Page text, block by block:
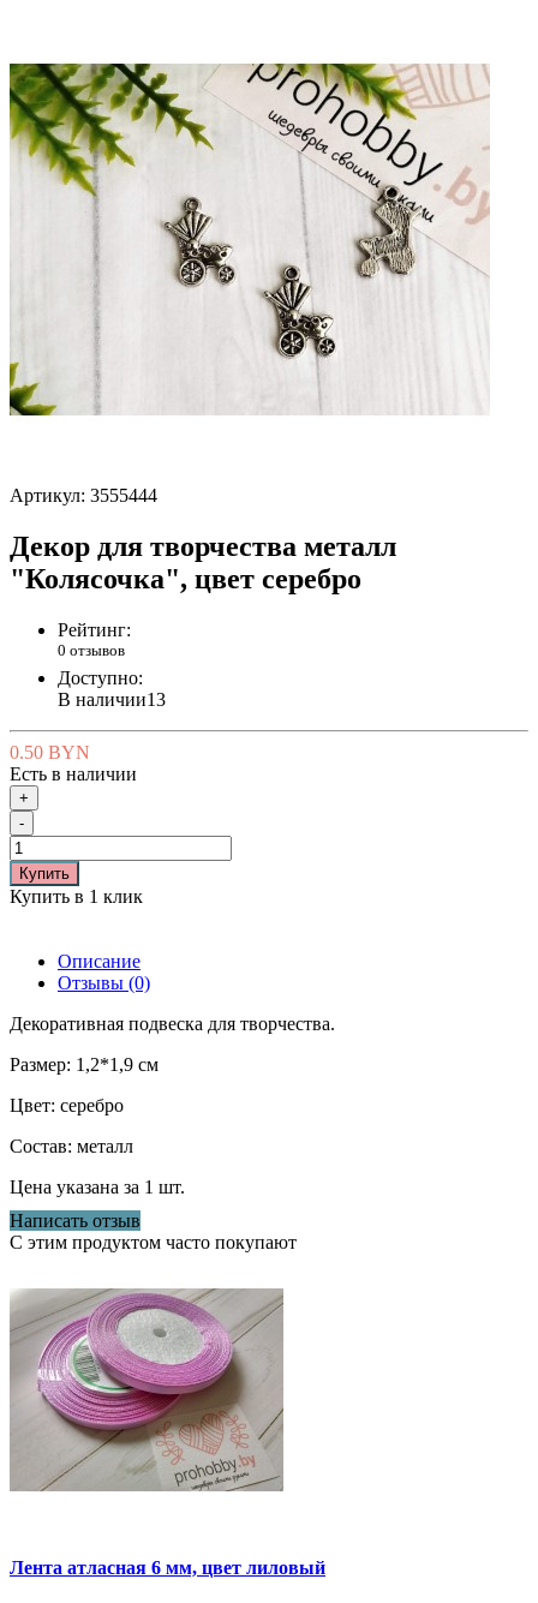
Артикул: 3555444
Декор для творчества металл
"Колясочка", цвет серебро
Рейтинг:
0 отзывов
Доступно:
В наличии13
0.50 BYN
Есть в наличии
+
-
Купить
Купить в 1 клик
Описание
Отзывы (0)
Декоративная подвеска для творчества.
Размер: 1,2*1,9 см
Цвет: серебро
Состав: металл
Цена указана за 1 шт.
Написать отзыв
С этим продуктом часто покупают
Лента атласная 6 мм, цвет лиловый